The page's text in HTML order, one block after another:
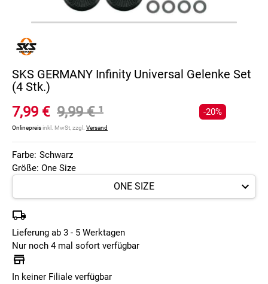
SKS GERMANY Infinity Universal Gelenke Set
(4 Stk.)
7,99 € 9,99 €¹
Onlinepreisinkl. MwSt, zzgl. Versand
-20%
Farbe: Schwarz
Größe: One Size
Lieferung ab 3 - 5 Werktagen
Nur noch 4 mal sofort verfügbar
In keiner Filiale verfügbar